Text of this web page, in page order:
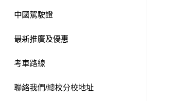
中國駕駛證
最新推廣及優惠
考車路線
聯絡我們/總校分校地址